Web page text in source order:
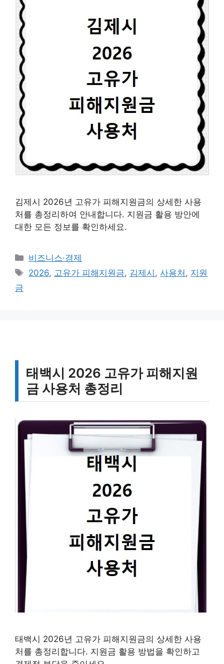
김제시 2026년 고유가 피해지원금의 상세한 사용
처를 총정리하여 안내합니다. 지원금 활용 방안에
대한 모든 정보를 확인하세요.
카
테
비즈니스·경제
태
2026, 고유가 피해지원금, 김제시 ,사용처 , 지원
금
태백시 2026 고유가 피해지원
금 사용처 총정리
태백시 2026년 고유가 피해지원금의 상세한 사용
처를 총정리합니다. 지원금 활용 방법을 확인하고